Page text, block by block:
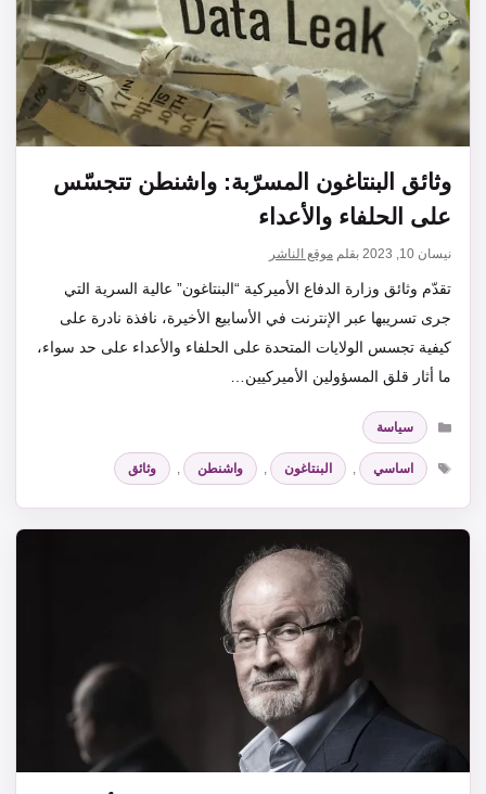
وثائق البنتاغون المسرّبة: واشنطن تتجسّس
على الحلفاء والأعداء
نيسان 10, 2023 بقلم موقع الناشر
تقدّم وثائق وزارة الدفاع الأميركية “البنتاغون” عالية السرية التي
جرى تسريبها عبر الإنترنت في الأسابيع الأخيرة، نافذة نادرة على
كيفية تجسس الولايات المتحدة على الحلفاء والأعداء على حد سواء،
ما أثار قلق المسؤولين الأميركيين…
التصنيفات
سياسة
الوسوم
اساسي , البنتاغون , واشنطن , وثائق